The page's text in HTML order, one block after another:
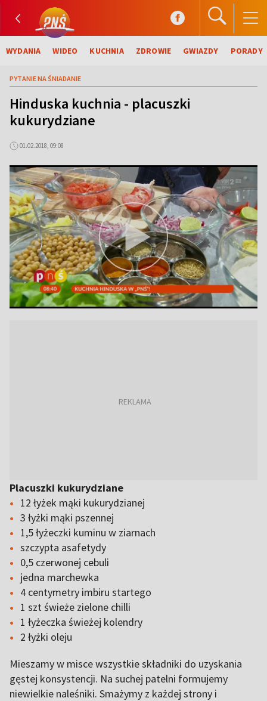
WYDANIA WIDEO KUCHNIA ZDROWIE GWIAZDY PORADY
PYTANIE NA ŚNIADANIE
Hinduska kuchnia - placuszki
kukurydziane
01.02.2018, 09:08
Placuszki kukurydziane
12 łyżek mąki kukurydzianej
3 łyżki mąki pszennej
1,5 łyżeczki kuminu w ziarnach
szczypta asafetydy
0,5 czerwonej cebuli
jedna marchewka
4 centymetry imbiru startego
1 szt świeże zielone chilli
1 łyżeczka świeżej kolendry
2 łyżki oleju
Mieszamy w misce wszystkie składniki do uzyskania
gęstej konsystencji. Na suchej patelni formujemy
niewielkie naleśniki. Smażymy z każdej strony i